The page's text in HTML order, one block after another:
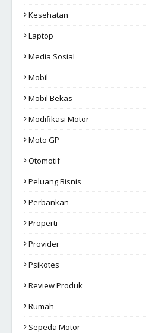
Kesehatan
Laptop
Media Sosial
Mobil
Mobil Bekas
Modifikasi Motor
Moto GP
Otomotif
Peluang Bisnis
Perbankan
Properti
Provider
Psikotes
Review Produk
Rumah
Sepeda Motor